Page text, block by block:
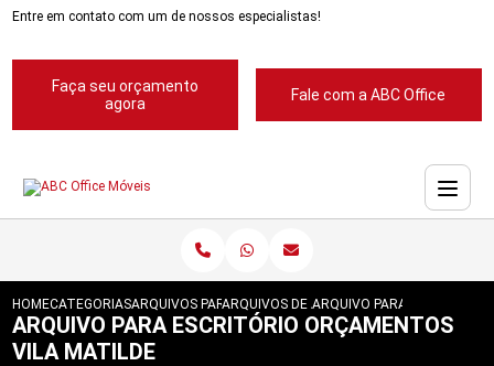
Entre em contato com um de nossos especialistas!
Faça seu orçamento
agora
Fale com a ABC Office
HOMECATEGORIASARQUIVOS PARA ESCRITORIOS
ARQUIVOS DE ACO 4 GAVETAS
ARQUIVO PARA
ARQUIVO PARA ESCRITÓRIO ORÇAMENTOS
VILA MATILDE